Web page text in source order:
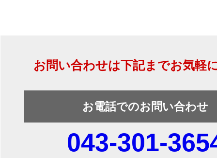
お問い合わせは下記までお気軽
お電話でのお問い合わせ
043-301-